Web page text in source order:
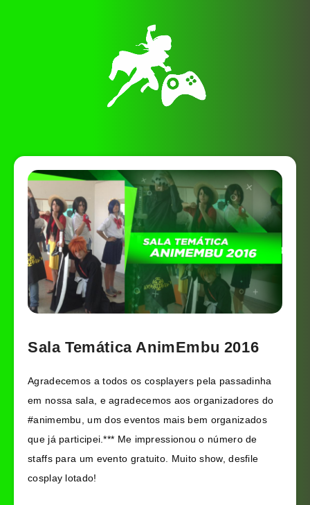
Sala Temática AnimEmbu 2016
Agradecemos a todos os cosplayers pela passadinha
em nossa sala, e agradecemos aos organizadores do
#animembu
, um dos eventos mais bem organizados
que já participei.*** Me impressionou o número de
staffs para um evento gratuito. Muito show, desfile
cosplay lotado!